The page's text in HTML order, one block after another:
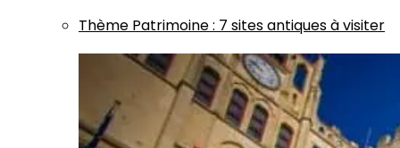
Thème Patrimoine: 7 sites antiques à visiter